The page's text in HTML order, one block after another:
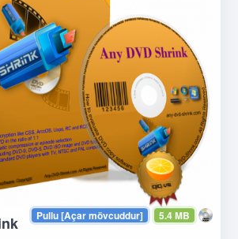
5.4 MB
Pullu [Açar mövcuddur]